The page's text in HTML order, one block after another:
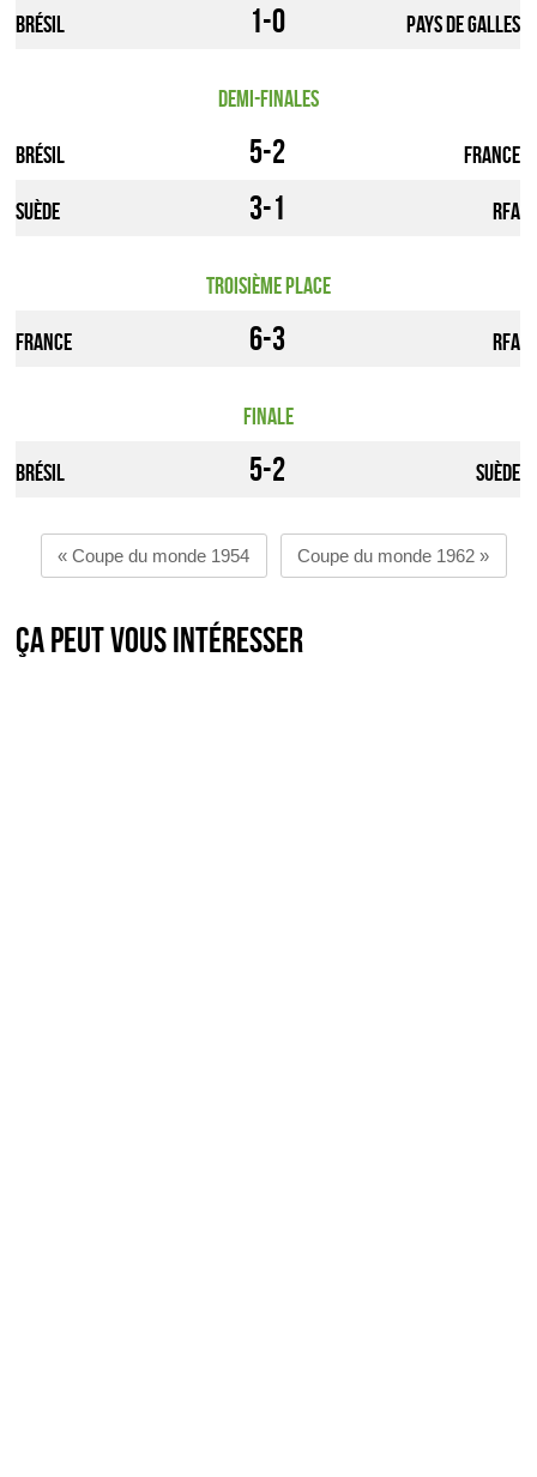
Brésil 1-0 Pays de galles
Demi-finales
Brésil 5-2 France
Suède 3-1 RFA
Troisième place
France 6-3 RFA
Finale
Brésil 5-2 Suède
« Coupe du monde 1954 Coupe du monde 1962 »
Ça peut vous intéresser